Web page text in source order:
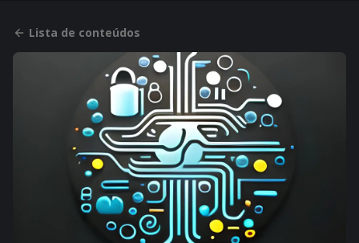
Lista de conteúdos